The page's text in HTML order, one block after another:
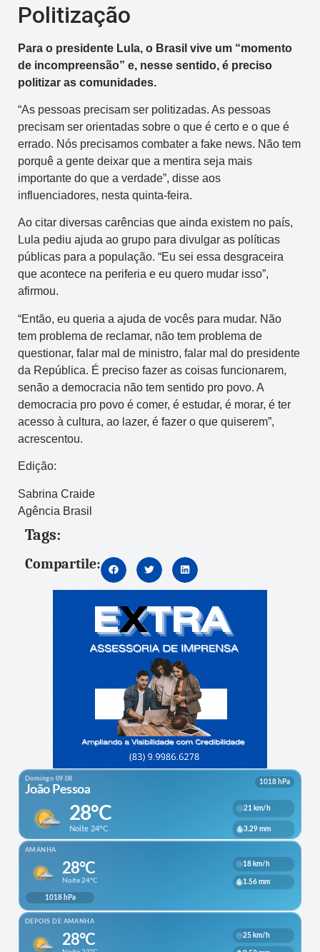
Politização
Para o presidente Lula, o Brasil vive um “momento
de incompreensão” e, nesse sentido, é preciso
politizar as comunidades.
“As pessoas precisam ser politizadas. As pessoas
precisam ser orientadas sobre o que é certo e o que é
errado. Nós precisamos combater a fake news. Não tem
porquê a gente deixar que a mentira seja mais
importante do que a verdade”, disse aos
influenciadores, nesta quinta-feira.
Ao citar diversas carências que ainda existem no país,
Lula pediu ajuda ao grupo para divulgar as políticas
públicas para a população. “Eu sei essa desgraceira
que acontece na periferia e eu quero mudar isso”,
afirmou.
“Então, eu queria a ajuda de vocês para mudar. Não
tem problema de reclamar, não tem problema de
questionar, falar mal de ministro, falar mal do presidente
da República. É preciso fazer as coisas funcionarem,
senão a democracia não tem sentido pro povo. A
democracia pro povo é comer, é estudar, é morar, é ter
acesso à cultura, ao lazer, é fazer o que quiserem”,
acrescentou.
Edição:
Sabrina Craide
Agência Brasil
Tags:
Compartile: